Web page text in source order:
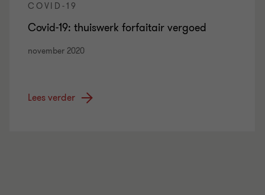
COVID-19
Covid-19: thuiswerk forfaitair vergoed
november 2020
Lees verder